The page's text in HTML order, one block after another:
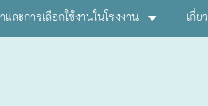
ะการเลือกใช้งานในโรงงาน เกี่ย